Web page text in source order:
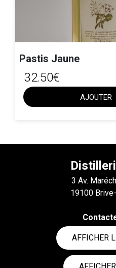
Pastis Jaune
32.50€
AJOUTER
3 Av.
19100
AFFICHER